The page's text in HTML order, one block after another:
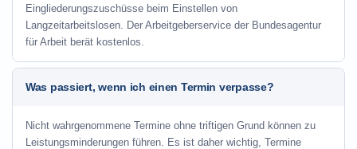
Eingliederungszuschüsse beim Einstellen von
Langzeitarbeitslosen. Der Arbeitgeberservice der Bundesagentur
für Arbeit berät kostenlos.
Was passiert, wenn ich einen Termin verpasse?
Nicht wahrgenommene Termine ohne triftigen Grund können zu
Leistungsminderungen führen. Es ist daher wichtig, Termine